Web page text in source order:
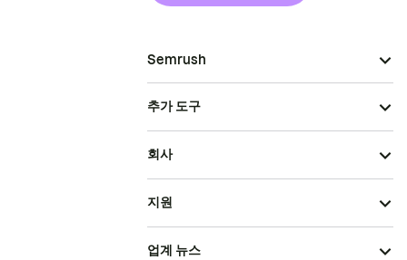
Semrush
추가 도구
회사
지원
업계 뉴스